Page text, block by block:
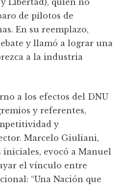
de pilotos de
En su reemplazo,
y llamó a lograr una
a la industria
a los efectos del DNU
y referentes,
y
Marcelo Giuliani,
evocó a Manuel
el vínculo entre
“Una Nación que